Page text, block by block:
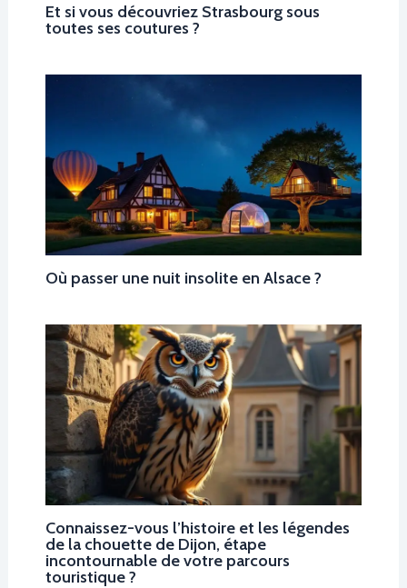
Et si vous découvriez Strasbourg sous
toutes ses coutures ?
Où passer une nuit insolite en Alsace ?
Connaissez-vous l’histoire et les légendes
de la chouette de Dijon, étape
incontournable de votre parcours
touristique ?